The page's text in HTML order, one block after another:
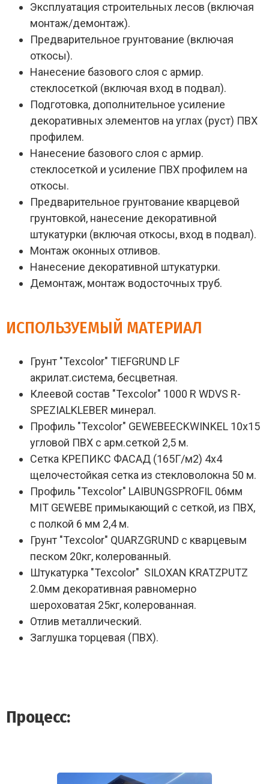
Эксплуатация строительных лесов (включая
монтаж/демонтаж).
Предварительное грунтование (включая
откосы).
Нанесение базового слоя с армир.
стеклосеткой (включая вход в подвал).
Подготовка, дополнительное усиление
декоративных элементов на углах (руст) ПВХ
профилем.
Нанесение базового слоя с армир.
стеклосеткой и усиление ПВХ профилем на
откосы.
Предварительное грунтование кварцевой
грунтовкой, нанесение декоративной
штукатурки (включая откосы, вход в подвал).
Монтаж оконных отливов.
Нанесение декоративной штукатурки.
Демонтаж, монтаж водосточных труб.
ИСПОЛЬЗУЕМЫЙ МАТЕРИАЛ
Грунт "Texcolor" TIEFGRUND LF
акрилат.система, бесцветная.
Клеевой состав "Texcolor" 1000 R WDVS R-
SPEZIALKLEBER минерал.
Профиль "Texcolor" GEWEBEECKWINKEL 10х15
угловой ПВХ с арм.сеткой 2,5 м.
Сетка КРЕПИКС ФАСАД (165Г/м2) 4х4
щелочестойкая сетка из стекловолокна 50 м.
Профиль "Texcolor" LAIBUNGSPROFIL 06мм
MIT GEWEBE примыкающий с сеткой, из ПВХ,
с полкой 6 мм 2,4 м.
Грунт "Texcolor" QUARZGRUND с кварцевым
песком 20кг, колерованный.
Штукатурка "Texcolor" SILOXAN KRATZPUTZ
2.0мм декоративная равномерно
шероховатая 25кг, колерованная.
Отлив металлический.
Заглушка торцевая (ПВХ).
Процесс: